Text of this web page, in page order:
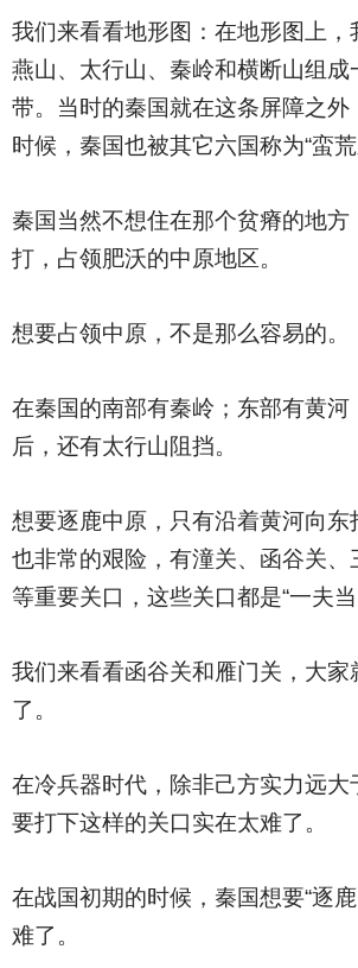
我们来看看地形图：在地形图上，
燕山、太行山、秦岭和横断山组成
带。当时的秦国就在这条屏障之外
时候，秦国也被其它六国称为“蛮荒
秦国当然不想住在那个贫瘠的地方
打，占领肥沃的中原地区。
想要占领中原，不是那么容易的。
在秦国的南部有秦岭；东部有黄河
后，还有太行山阻挡。
想要逐鹿中原，只有沿着黄河向东
也非常的艰险，有潼关、函谷关、
等重要关口，这些关口都是“一夫当
我们来看看函谷关和雁门关，大家
了。
在冷兵器时代，除非己方实力远大
要打下这样的关口实在太难了。
在战国初期的时候，秦国想要“逐
难了。